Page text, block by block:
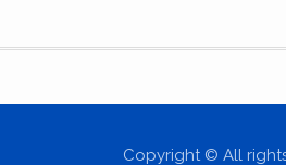
Copyright © All